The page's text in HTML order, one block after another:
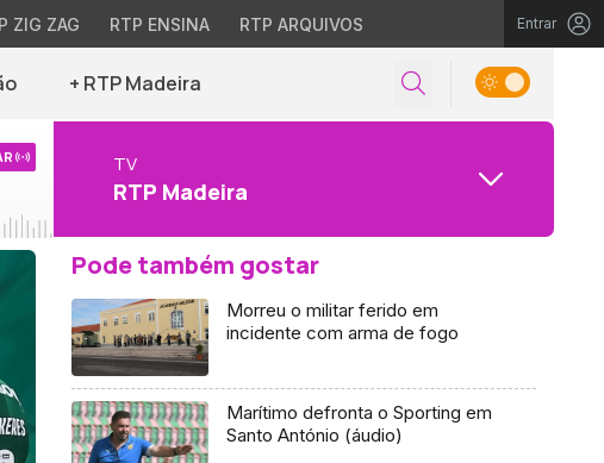
ZIG ZAG RTP ENSINA RTP ARQUIVOS Entrar
+ RTP Madeira
TV
RTP Madeira
Pode também gostar
Morreu o militar ferido em
incidente com arma de fogo
Marítimo defronta o Sporting em
Santo António (áudio)